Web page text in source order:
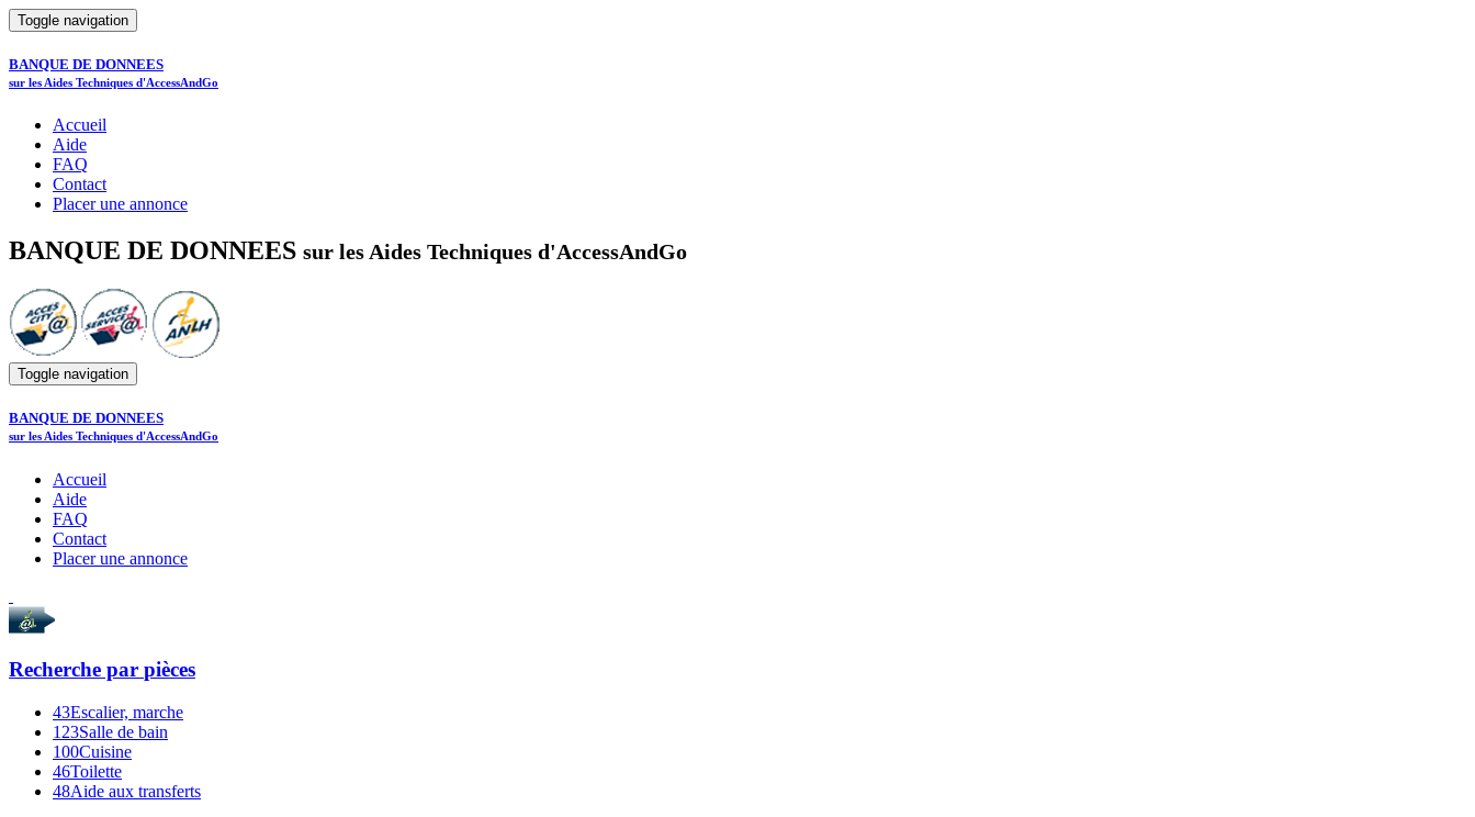
Toggle navigation
BANQUE DE DONNEES
sur les Aides Techniques d'AccessAndGo
Accueil
Aide
FAQ
Contact
Placer une annonce
BANQUE DE DONNEES sur les Aides Techniques d'AccessAndGo
Toggle navigation
BANQUE DE DONNEES
sur les Aides Techniques d'AccessAndGo
Accueil
Aide
FAQ
Contact
Placer une annonce
Recherche par pièces
43Escalier, marche
123Salle de bain
100Cuisine
46Toilette
48Aide aux transferts